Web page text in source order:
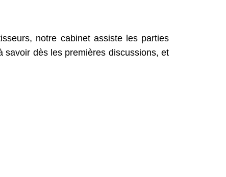
notre cabinet assiste les parties
savoir dès les premières discussions, et